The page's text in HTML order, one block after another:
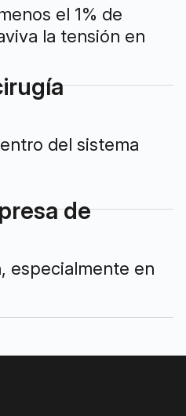
el 1% de
la tensión en
del sistema
de
especialmente en